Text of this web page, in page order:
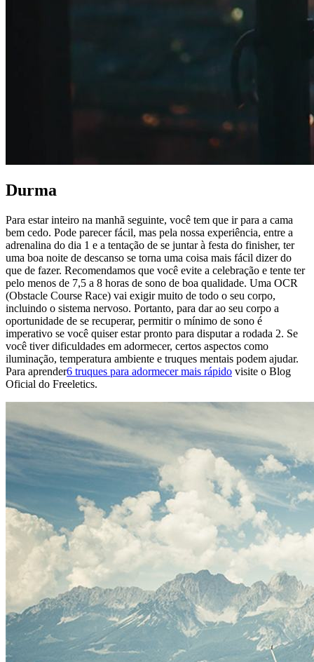
Durma
Para estar inteiro na manhã seguinte, você tem que ir para a cama
bem cedo. Pode parecer fácil, mas pela nossa experiência, entre a
adrenalina do dia 1 e a tentação de se juntar à festa do finisher, ter
uma boa noite de descanso se torna uma coisa mais fácil dizer do
que de fazer. Recomendamos que você evite a celebração e tente ter
pelo menos de 7,5 a 8 horas de sono de boa qualidade. Uma OCR
(Obstacle Course Race) vai exigir muito de todo o seu corpo,
incluindo o sistema nervoso. Portanto, para dar ao seu corpo a
oportunidade de se recuperar, permitir o mínimo de sono é
imperativo se você quiser estar pronto para disputar a rodada 2. Se
você tiver dificuldades em adormecer, certos aspectos como
iluminação, temperatura ambiente e truques mentais podem ajudar.
Para aprender6 truques para adormecer mais rápido visite o Blog
Oficial do Freeletics.